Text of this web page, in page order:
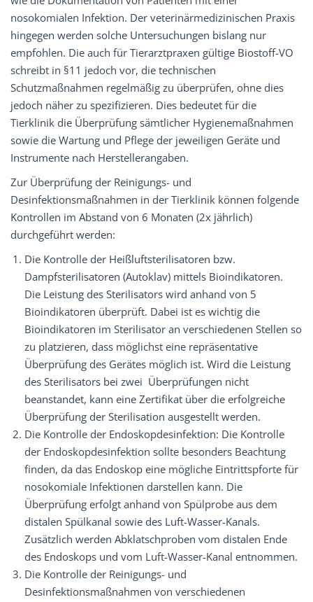
nosokomialen Infektion. Der veterinärmedizinischen Praxis
hingegen werden solche Untersuchungen bislang nur
empfohlen. Die auch für Tierarztpraxen gültige Biostoff-VO
schreibt in §11 jedoch vor, die technischen
Schutzmaßnahmen regelmäßig zu überprüfen, ohne dies
jedoch näher zu spezifizieren. Dies bedeutet für die
Tierklinik die Überprüfung sämtlicher Hygienemaßnahmen
sowie die Wartung und Pflege der jeweiligen Geräte und
Instrumente nach Herstellerangaben.
Zur Überprüfung der Reinigungs- und
Desinfektionsmaßnahmen in der Tierklinik können folgende
Kontrollen im Abstand von 6 Monaten (2x jährlich)
durchgeführt werden:
Die Kontrolle der Heißluftsterilisatoren bzw.
Dampfsterilisatoren (Autoklav) mittels Bioindikatoren.
Die Leistung des Sterilisators wird anhand von 5
Bioindikatoren überprüft. Dabei ist es wichtig die
Bioindikatoren im Sterilisator an verschiedenen Stellen so
zu platzieren, dass möglichst eine repräsentative
Überprüfung des Gerätes möglich ist. Wird die Leistung
des Sterilisators bei zwei Überprüfungen nicht
beanstandet, kann eine Zertifikat über die erfolgreiche
Überprüfung der Sterilisation ausgestellt werden.
Die Kontrolle der Endoskopdesinfektion: Die Kontrolle
der Endoskopdesinfektion sollte besonders Beachtung
finden, da das Endoskop eine mögliche Eintrittspforte für
nosokomiale Infektionen darstellen kann. Die
Überprüfung erfolgt anhand von Spülprobe aus dem
distalen Spülkanal sowie des Luft-Wasser-Kanals.
Zusätzlich werden Abklatschproben vom distalen Ende
des Endoskops und vom Luft-Wasser-Kanal entnommen.
Die Kontrolle der Reinigungs- und
Desinfektionsmaßnahmen von verschiedenen